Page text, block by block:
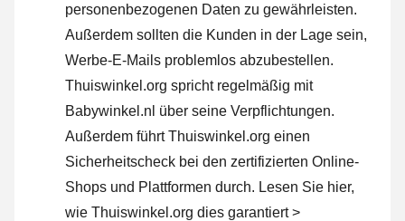
personenbezogenen Daten zu gewährleisten.
Außerdem sollten die Kunden in der Lage sein,
Werbe-E-Mails problemlos abzubestellen.
Thuiswinkel.org spricht regelmäßig mit
Babywinkel.nl über seine Verpflichtungen.
Außerdem führt Thuiswinkel.org einen
Sicherheitscheck bei den zertifizierten Online-
Shops und Plattformen durch. Lesen Sie hier,
wie Thuiswinkel.org dies garantiert >